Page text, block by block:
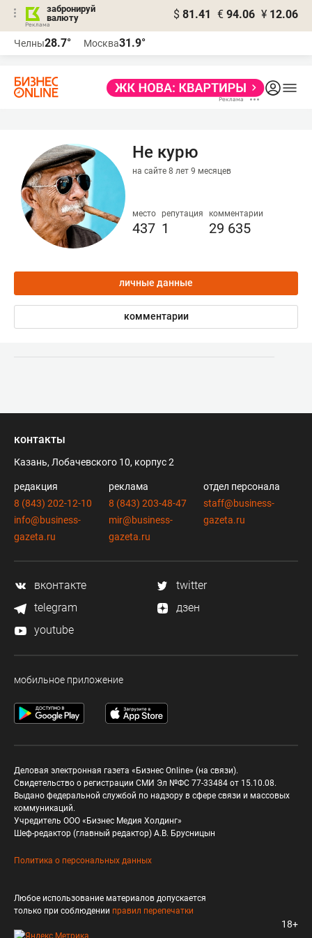
забронируй
валюту
$ 81.41 € 94.06 ¥ 12.06
Челны28.7° Москва31.9°
Не курю
на сайте 8 лет 9 месяцев
место
437
репутация
1
комментарии
29 635
личные данные
комментарии
контакты
Казань, Лобачевского 10, корпус 2
редакция
8 (843) 202-12-10
info@business-
gazeta.ru
реклама
8 (843) 203-48-47
mir@business-
gazeta.ru
отдел персонала
staff@business-
gazeta.ru
вконтакте
twitter
telegram
дзен
youtube
мобильное приложение
Деловая электронная газета «Бизнес Online» (на связи).
Свидетельство о регистрации СМИ Эл №ФС 77-33484 от 15.10.08.
Выдано федеральной службой по надзору в сфере связи и массовых
коммуникаций.
Учредитель ООО «Бизнес Медия Холдинг»
Шеф-редактор (главный редактор) А.В. Брусницын
Политика о персональных данных
Любое использование материалов допускается
только при соблюдении правил перепечатки
18+